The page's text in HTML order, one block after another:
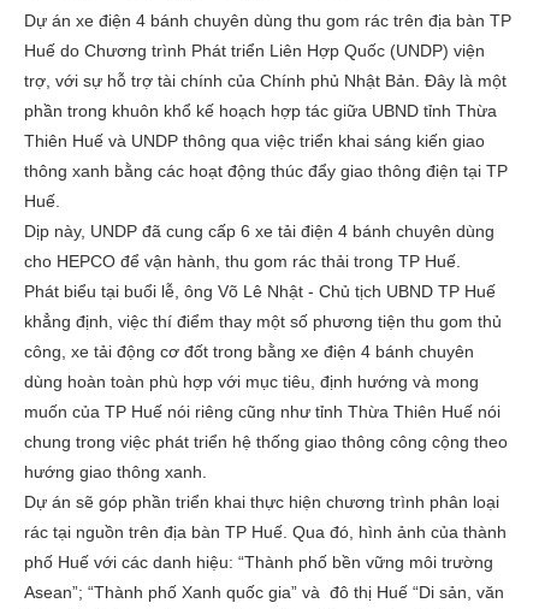
Dự án xe điện 4 bánh chuyên dùng thu gom rác trên địa bàn TP
Huế do Chương trình Phát triển Liên Hợp Quốc (UNDP) viện
trợ, với sự hỗ trợ tài chính của Chính phủ Nhật Bản. Đây là một
phần trong khuôn khổ kế hoạch hợp tác giữa UBND tỉnh Thừa
Thiên Huế và UNDP thông qua việc triển khai sáng kiến giao
thông xanh bằng các hoạt động thúc đẩy giao thông điện tại TP
Huế.
Dịp này, UNDP đã cung cấp 6 xe tải điện 4 bánh chuyên dùng
cho HEPCO để vận hành, thu gom rác thải trong TP Huế.
Phát biểu tại buổi lễ, ông Võ Lê Nhật - Chủ tịch UBND TP Huế
khẳng định, việc thí điểm thay một số phương tiện thu gom thủ
công, xe tải động cơ đốt trong bằng xe điện 4 bánh chuyên
dùng hoàn toàn phù hợp với mục tiêu, định hướng và mong
muốn của TP Huế nói riêng cũng như tỉnh Thừa Thiên Huế nói
chung trong việc phát triển hệ thống giao thông công cộng theo
hướng giao thông xanh.
Dự án sẽ góp phần triển khai thực hiện chương trình phân loại
rác tại nguồn trên địa bàn TP Huế. Qua đó, hình ảnh của thành
phố Huế với các danh hiệu: “Thành phố bền vững môi trường
Asean”; “Thành phố Xanh quốc gia” và đô thị Huế “Di sản, văn